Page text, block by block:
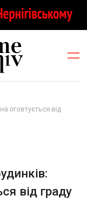
оговтується від
від граду